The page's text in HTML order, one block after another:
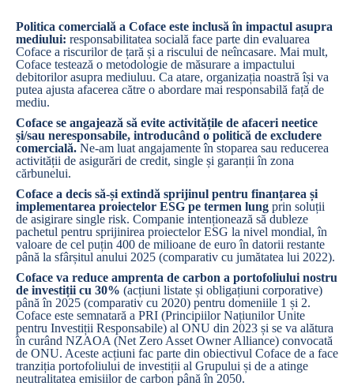
Politica comercială a Coface este inclusă în impactul asupra
mediului: responsabilitatea socială face parte din evaluarea
Coface a riscurilor de țară și a riscului de neîncasare. Mai mult,
Coface testează o metodologie de măsurare a impactului
debitorilor asupra mediuluu. Ca atare, organizația noastră își va
putea ajusta afacerea către o abordare mai responsabilă față de
mediu.
Coface se angajează să evite activitățile de afaceri neetice
și/sau neresponsabile, introducând o politică de excludere
comercială. Ne-am luat angajamente în stoparea sau reducerea
activității de asigurări de credit, single și garanții în zona
cărbunelui.
Coface a decis să-și extindă sprijinul pentru finanțarea și
implementarea proiectelor ESG pe termen lung prin soluții
de asigirare single risk. Companie intenționează să dubleze
pachetul pentru sprijinirea proiectelor ESG la nivel mondial, în
valoare de cel puțin 400 de milioane de euro în datorii restante
până la sfârșitul anului 2025 (comparativ cu jumătatea lui 2022).
Coface va reduce amprenta de carbon a portofoliului nostru
de investiții cu 30% (acțiuni listate și obligațiuni corporative)
până în 2025 (comparativ cu 2020) pentru domeniile 1 și 2.
Coface este semnatară a PRI (Principiilor Națiunilor Unite
pentru Investiții Responsabile) al ONU din 2023 și se va alătura
în curând NZAOA (Net Zero Asset Owner Alliance) convocată
de ONU. Aceste acțiuni fac parte din obiectivul Coface de a face
tranziția portofoliului de investiții al Grupului și de a atinge
neutralitatea emisiilor de carbon până în 2050.